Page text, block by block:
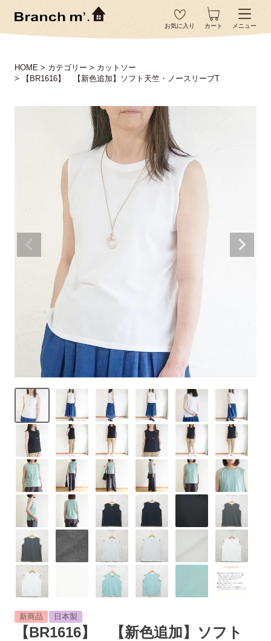
お気に入り カート メニュー
HOME カテゴリー
カットソー
【BR1616】 【新色追加】ソフト天竺・ノースリーブT
新商品 日本製
【BR1616】 【新色追加】ソフト